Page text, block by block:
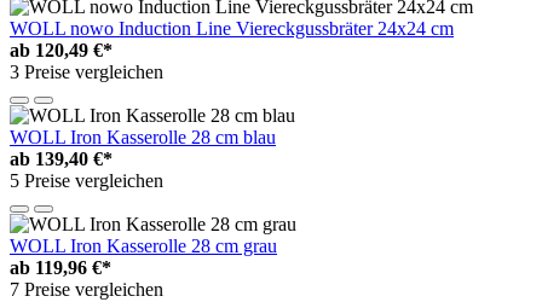
WOLL nowo Induction Line Viereckgussbräter 24x24 cm
ab 120,49 €*
3 Preise vergleichen
WOLL Iron Kasserolle 28 cm blau
ab 139,40 €*
5 Preise vergleichen
WOLL Iron Kasserolle 28 cm grau
ab 119,96 €*
7 Preise vergleichen